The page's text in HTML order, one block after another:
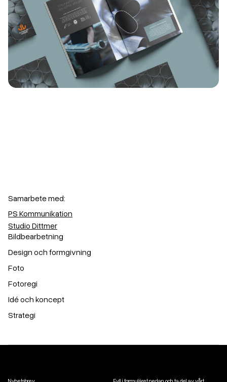
Samarbete med:
PS Kommunikation
Studio Dittmer
Bildbearbetning
Design och formgivning
Foto
Fotoregi
Idé och koncept
Strategi